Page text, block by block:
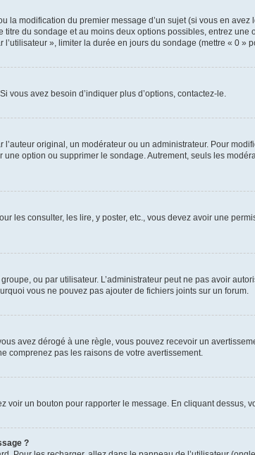
la modification du premier message d’un sujet (si vous en avez
du sondage et au moins deux options possibles, entrez
», limiter la durée en jours du sondage (mettre « 0
vous avez besoin d’indiquer plus d’options, contactez-le.
original, un modérateur ou un administrateur. Pour
option ou supprimer le sondage. Autrement, seuls les
les consulter, les lire, y poster, etc., vous devez avoir une
ou par utilisateur. L’administrateur peut ne pas avoir
vous ne pouvez pas ajouter de fichiers joints sur un forum.
avez dérogé à une règle, vous pouvez recevoir un
comprenez pas les raisons de votre avertissement.
voir un bouton pour rapporter le message. En cliquant dessus,
?